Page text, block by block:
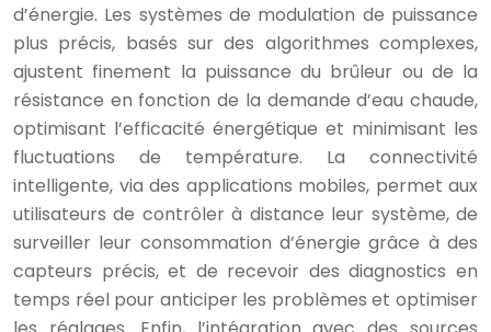
d’énergie. Les systèmes de modulation de puissance
plus précis, basés sur des algorithmes complexes,
ajustent finement la puissance du brûleur ou de la
résistance en fonction de la demande d’eau chaude,
optimisant l’efficacité énergétique et minimisant les
fluctuations de température. La connectivité
intelligente, via des applications mobiles, permet aux
utilisateurs de contrôler à distance leur système, de
surveiller leur consommation d’énergie grâce à des
capteurs précis, et de recevoir des diagnostics en
temps réel pour anticiper les problèmes et optimiser